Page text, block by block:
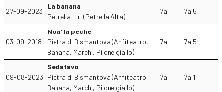
27-09-2023
La banana
Petrella Liri (Petrella Alta)
7a 7a.5
03-09-2018
Noa' la peche
Pietra di Bismantova (Anfiteatro,
Banana, Marchi, Pilone giallo)
7a 7a.5
09-08-2023
Sedatavo
Pietra di Bismantova (Anfiteatro,
Banana, Marchi, Pilone giallo)
7a 7a.1